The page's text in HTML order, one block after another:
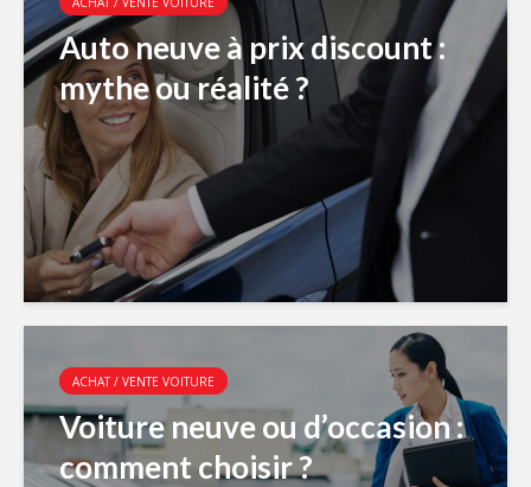
Auto neuve à prix discount :
mythe ou réalité ?
ACHAT / VENTE VOITURE
Voiture neuve ou d’occasion :
comment choisir ?